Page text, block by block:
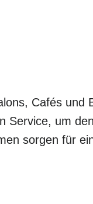
Cafés und
Service, um
sorgen für